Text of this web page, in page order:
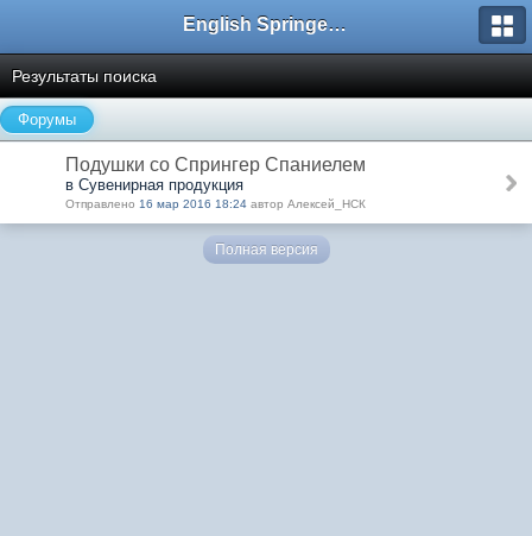
English Springer Spaniel Club
Результаты поиска
Форумы
Подушки со Спрингер Спаниелем
в Сувенирная продукция
Отправлено 16 мар 2016 18:24 автор Алексей_НСК
Полная версия